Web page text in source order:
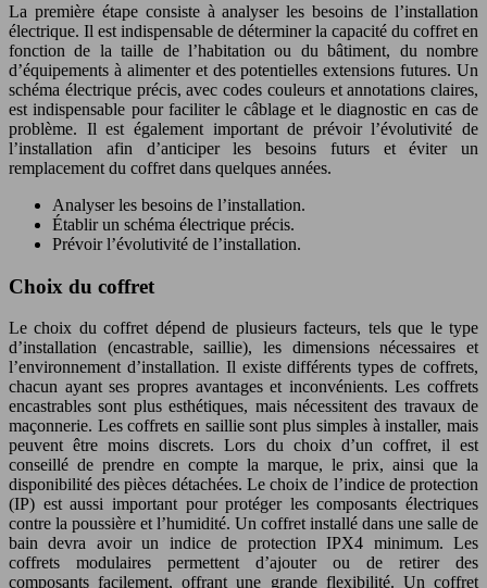
La première étape consiste à analyser les besoins de l’installation
électrique. Il est indispensable de déterminer la capacité du coffret en
fonction de la taille de l’habitation ou du bâtiment, du nombre
d’équipements à alimenter et des potentielles extensions futures. Un
schéma électrique précis, avec codes couleurs et annotations claires,
est indispensable pour faciliter le câblage et le diagnostic en cas de
problème. Il est également important de prévoir l’évolutivité de
l’installation afin d’anticiper les besoins futurs et éviter un
remplacement du coffret dans quelques années.
Analyser les besoins de l’installation.
Établir un schéma électrique précis.
Prévoir l’évolutivité de l’installation.
Choix du coffret
Le choix du coffret dépend de plusieurs facteurs, tels que le type
d’installation (encastrable, saillie), les dimensions nécessaires et
l’environnement d’installation. Il existe différents types de coffrets,
chacun ayant ses propres avantages et inconvénients. Les coffrets
encastrables sont plus esthétiques, mais nécessitent des travaux de
maçonnerie. Les coffrets en saillie sont plus simples à installer, mais
peuvent être moins discrets. Lors du choix d’un coffret, il est
conseillé de prendre en compte la marque, le prix, ainsi que la
disponibilité des pièces détachées. Le choix de l’indice de protection
(IP) est aussi important pour protéger les composants électriques
contre la poussière et l’humidité. Un coffret installé dans une salle de
bain devra avoir un indice de protection IPX4 minimum. Les
coffrets modulaires permettent d’ajouter ou de retirer des
composants facilement, offrant une grande flexibilité. Un coffret